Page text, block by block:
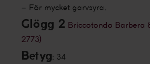
– För mycket garvsyra.
Glögg 2 Briccotondo Barbera
2773)
Betyg: 34